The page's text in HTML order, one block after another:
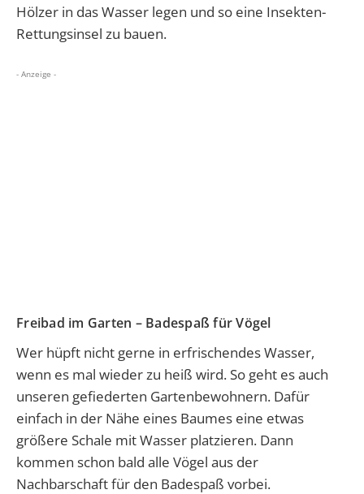
Hölzer in das Wasser legen und so eine Insekten-
Rettungsinsel zu bauen.
- Anzeige -
Freibad im Garten – Badespaß für Vögel
Wer hüpft nicht gerne in erfrischendes Wasser,
wenn es mal wieder zu heiß wird. So geht es auch
unseren gefiederten Gartenbewohnern. Dafür
einfach in der Nähe eines Baumes eine etwas
größere Schale mit Wasser platzieren. Dann
kommen schon bald alle Vögel aus der
Nachbarschaft für den Badespaß vorbei.